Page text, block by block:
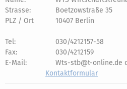
Strasse:
Boetzowstraße 35
PLZ / Ort
10407 Berlin
Tel:
030/4212157-58
Fax:
030/4212159
E-Mail:
Wts-stb@t-online.de
Kontaktformular